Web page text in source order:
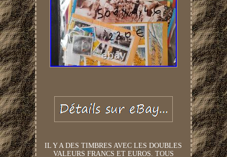
IL Y A DES TIMBRES AVEC LES DOUBLES
VALEURS FRANCS ET EUROS. TOUS